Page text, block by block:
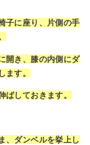
子に座り、片側の手
開き、膝の内側にダ
ます。
ばしておきます。
、ダンベルを挙上し